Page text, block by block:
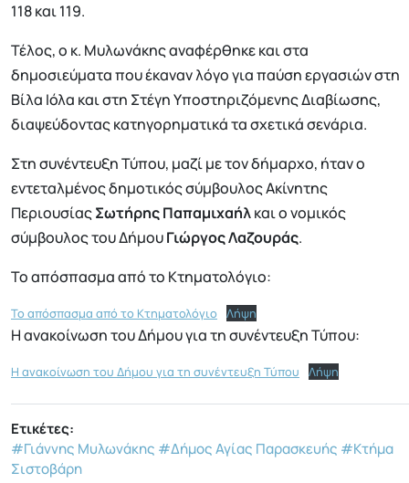
118 και 119.
Τέλος, ο κ. Μυλωνάκης αναφέρθηκε και στα
δημοσιεύματα που έκαναν λόγο για παύση εργασιών στη
Βίλα Ιόλα και στη Στέγη Υποστηριζόμενης Διαβίωσης,
διαψεύδοντας κατηγορηματικά τα σχετικά σενάρια.
Στη συνέντευξη Τύπου, μαζί με τον δήμαρχο, ήταν ο
εντεταλμένος δημοτικός σύμβουλος Ακίνητης
ΠεριουσίαςΣωτήρης Παπαμιχαήλκαι ο νομικός
σύμβουλος του ΔήμουΓιώργος Λαζουράς.
Το απόσπασμα από το Κτηματολόγιο:
Το απόσπασμα από το Κτηματολόγιο Λήψη
Η ανακοίνωση του Δήμου για τη συνέντευξη Τύπου:
Η ανακοίνωση του Δήμου για τη συνέντευξη Τύπου Λήψη
Ετικέτες:
#Γιάννης Μυλωνάκης #Δήμος Αγίας Παρασκευής #Κτήμα
Σιστοβάρη